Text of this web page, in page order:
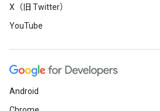
X（旧 Twitter）
YouTube
Android